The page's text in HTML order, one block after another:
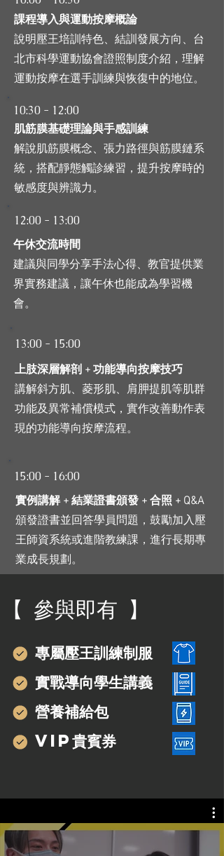
課程導入與運動按摩概論
說明壓王培訓特色、結訓發展方向、台
北市科學運動協會證照制度介紹，理解
運動按摩在選手訓練與恢復中的地位。
10:30 - 12:00
肌筋膜基礎理論與手感訓練
解說肌筋膜概念、張力路徑與筋膜鏈系
統，搭配靜態觸診練習，提升按摩時的
敏感度與辨識力。
12:00 - 13:00
午休交流時間
建議與同學分享手法心得、教官提供業
界實務建議，讓午休也能成為學習機
會。
13:00 - 15:00
上肢深層解剖 + 功能導向按摩技巧
講解斜方肌、菱形肌、肩胛提肌等肌群
功能及異常補償模式，實作改善動作表
現的功能導向按摩流程。
15:00 - 16:00
實例講解 + 結業證書頒發 + 合照 + Q&A
頒發證書並回答學員問題，鼓勵加入壓
王師資系統或進階教練課，進行長期專
業成長規劃。
【 參與即有 】
專屬壓王訓練制服
實戰導向學生講義
營養補給包
VIP貴賓券